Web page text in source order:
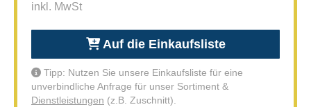
inkl. MwSt
Auf die Einkaufsliste
Tipp: Nutzen Sie unsere Einkaufsliste für eine
unverbindliche Anfrage für unser Sortiment &
Dienstleistungen (z.B. Zuschnitt).